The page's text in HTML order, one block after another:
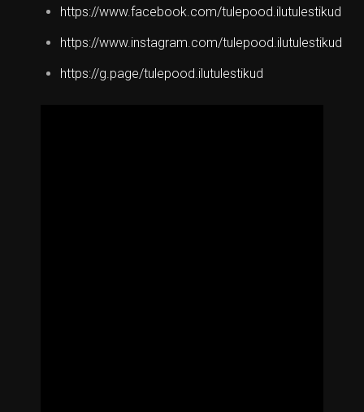
https://www.facebook.com/tulepood.ilutulestikud
https://www.instagram.com/tulepood.ilutulestikud
https://g.page/tulepood.ilutulestikud